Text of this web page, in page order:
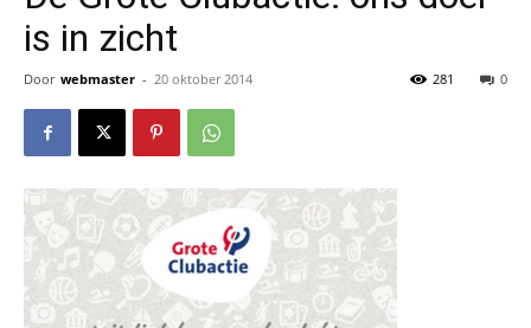
is in zicht
Door webmaster - 20 oktober 2014 0
281